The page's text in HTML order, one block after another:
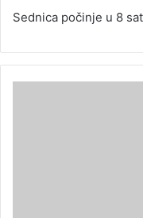
Sednica počinje u 8